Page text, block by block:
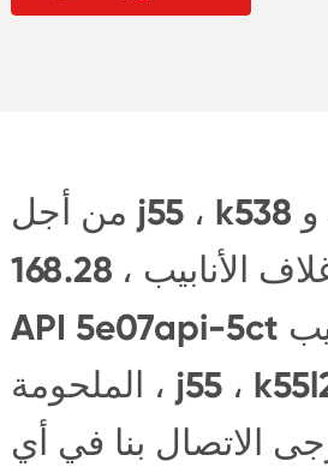
من أجل j55 ، k538 و u0707
السلس غلاف الأنابيب ، 168.28mm
API 5e07api-5ct غلاف الأنابيب
الملحومة ، j55 ، k55l280 ، إذا كنت
الاتصال بنا في أي